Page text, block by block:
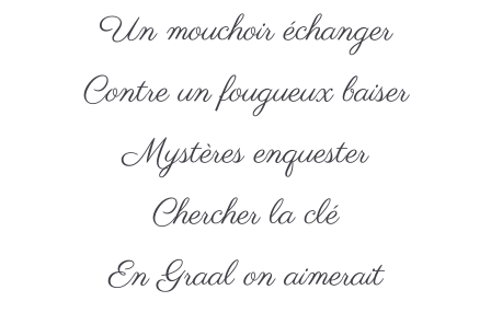
Un mouchoir échanger
Contre un fougueux baiser
Mystères enquester
Chercher la clé
En Graal on aimerait